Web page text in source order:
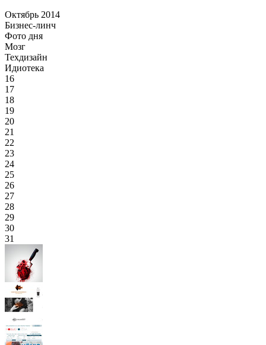
Октябрь 2014
Бизнес-линч
Фото дня
Мозг
Техдизайн
Идиотека
16
17
18
19
20
21
22
23
24
25
26
27
28
29
30
31